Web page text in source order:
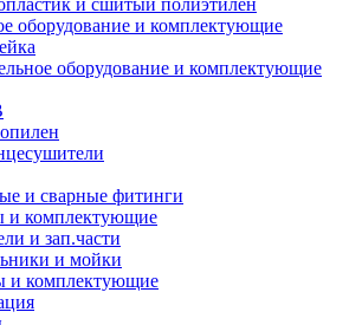
и сшитый полиэтилен
оборудование и комплектующие
оборудование и комплектующие
и сварные фитинги
и комплектующие
и зап.части
и мойки
и комплектующие